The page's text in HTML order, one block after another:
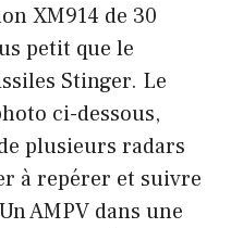
XM914 de 30
petit que le
Stinger. Le
ci-dessous,
plusieurs radars
à repérer et suivre
AMPV dans une